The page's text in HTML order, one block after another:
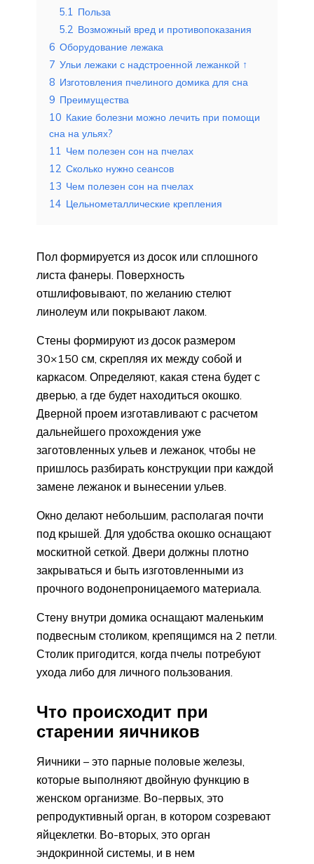
5.1 Польза
5.2 Возможный вред и противопоказания
6 Оборудование лежака
7 Ульи лежаки с надстроенной лежанкой ↑
8 Изготовления пчелиного домика для сна
9 Преимущества
10 Какие болезни можно лечить при помощи
сна на ульях?
11 Чем полезен сон на пчелах
12 Сколько нужно сеансов
13 Чем полезен сон на пчелах
14 Цельнометаллические крепления
Пол формируется из досок или сплошного
листа фанеры. Поверхность
отшлифовывают, по желанию стелют
линолеум или покрывают лаком.
Стены формируют из досок размером
30×150 см, скрепляя их между собой и
каркасом. Определяют, какая стена будет с
дверью, а где будет находиться окошко.
Дверной проем изготавливают с расчетом
дальнейшего прохождения уже
заготовленных ульев и лежанок, чтобы не
пришлось разбирать конструкции при каждой
замене лежанок и вынесении ульев.
Окно делают небольшим, располагая почти
под крышей. Для удобства окошко оснащают
москитной сеткой. Двери должны плотно
закрываться и быть изготовленными из
прочного водонепроницаемого материала.
Стену внутри домика оснащают маленьким
подвесным столиком, крепящимся на 2 петли.
Столик пригодится, когда пчелы потребуют
ухода либо для личного пользования.
Что происходит при
старении яичников
Яичники – это парные половые железы,
которые выполняют двойную функцию в
женском организме. Во-первых, это
репродуктивный орган, в котором созревают
яйцеклетки. Во-вторых, это орган
эндокринной системы, и в нем